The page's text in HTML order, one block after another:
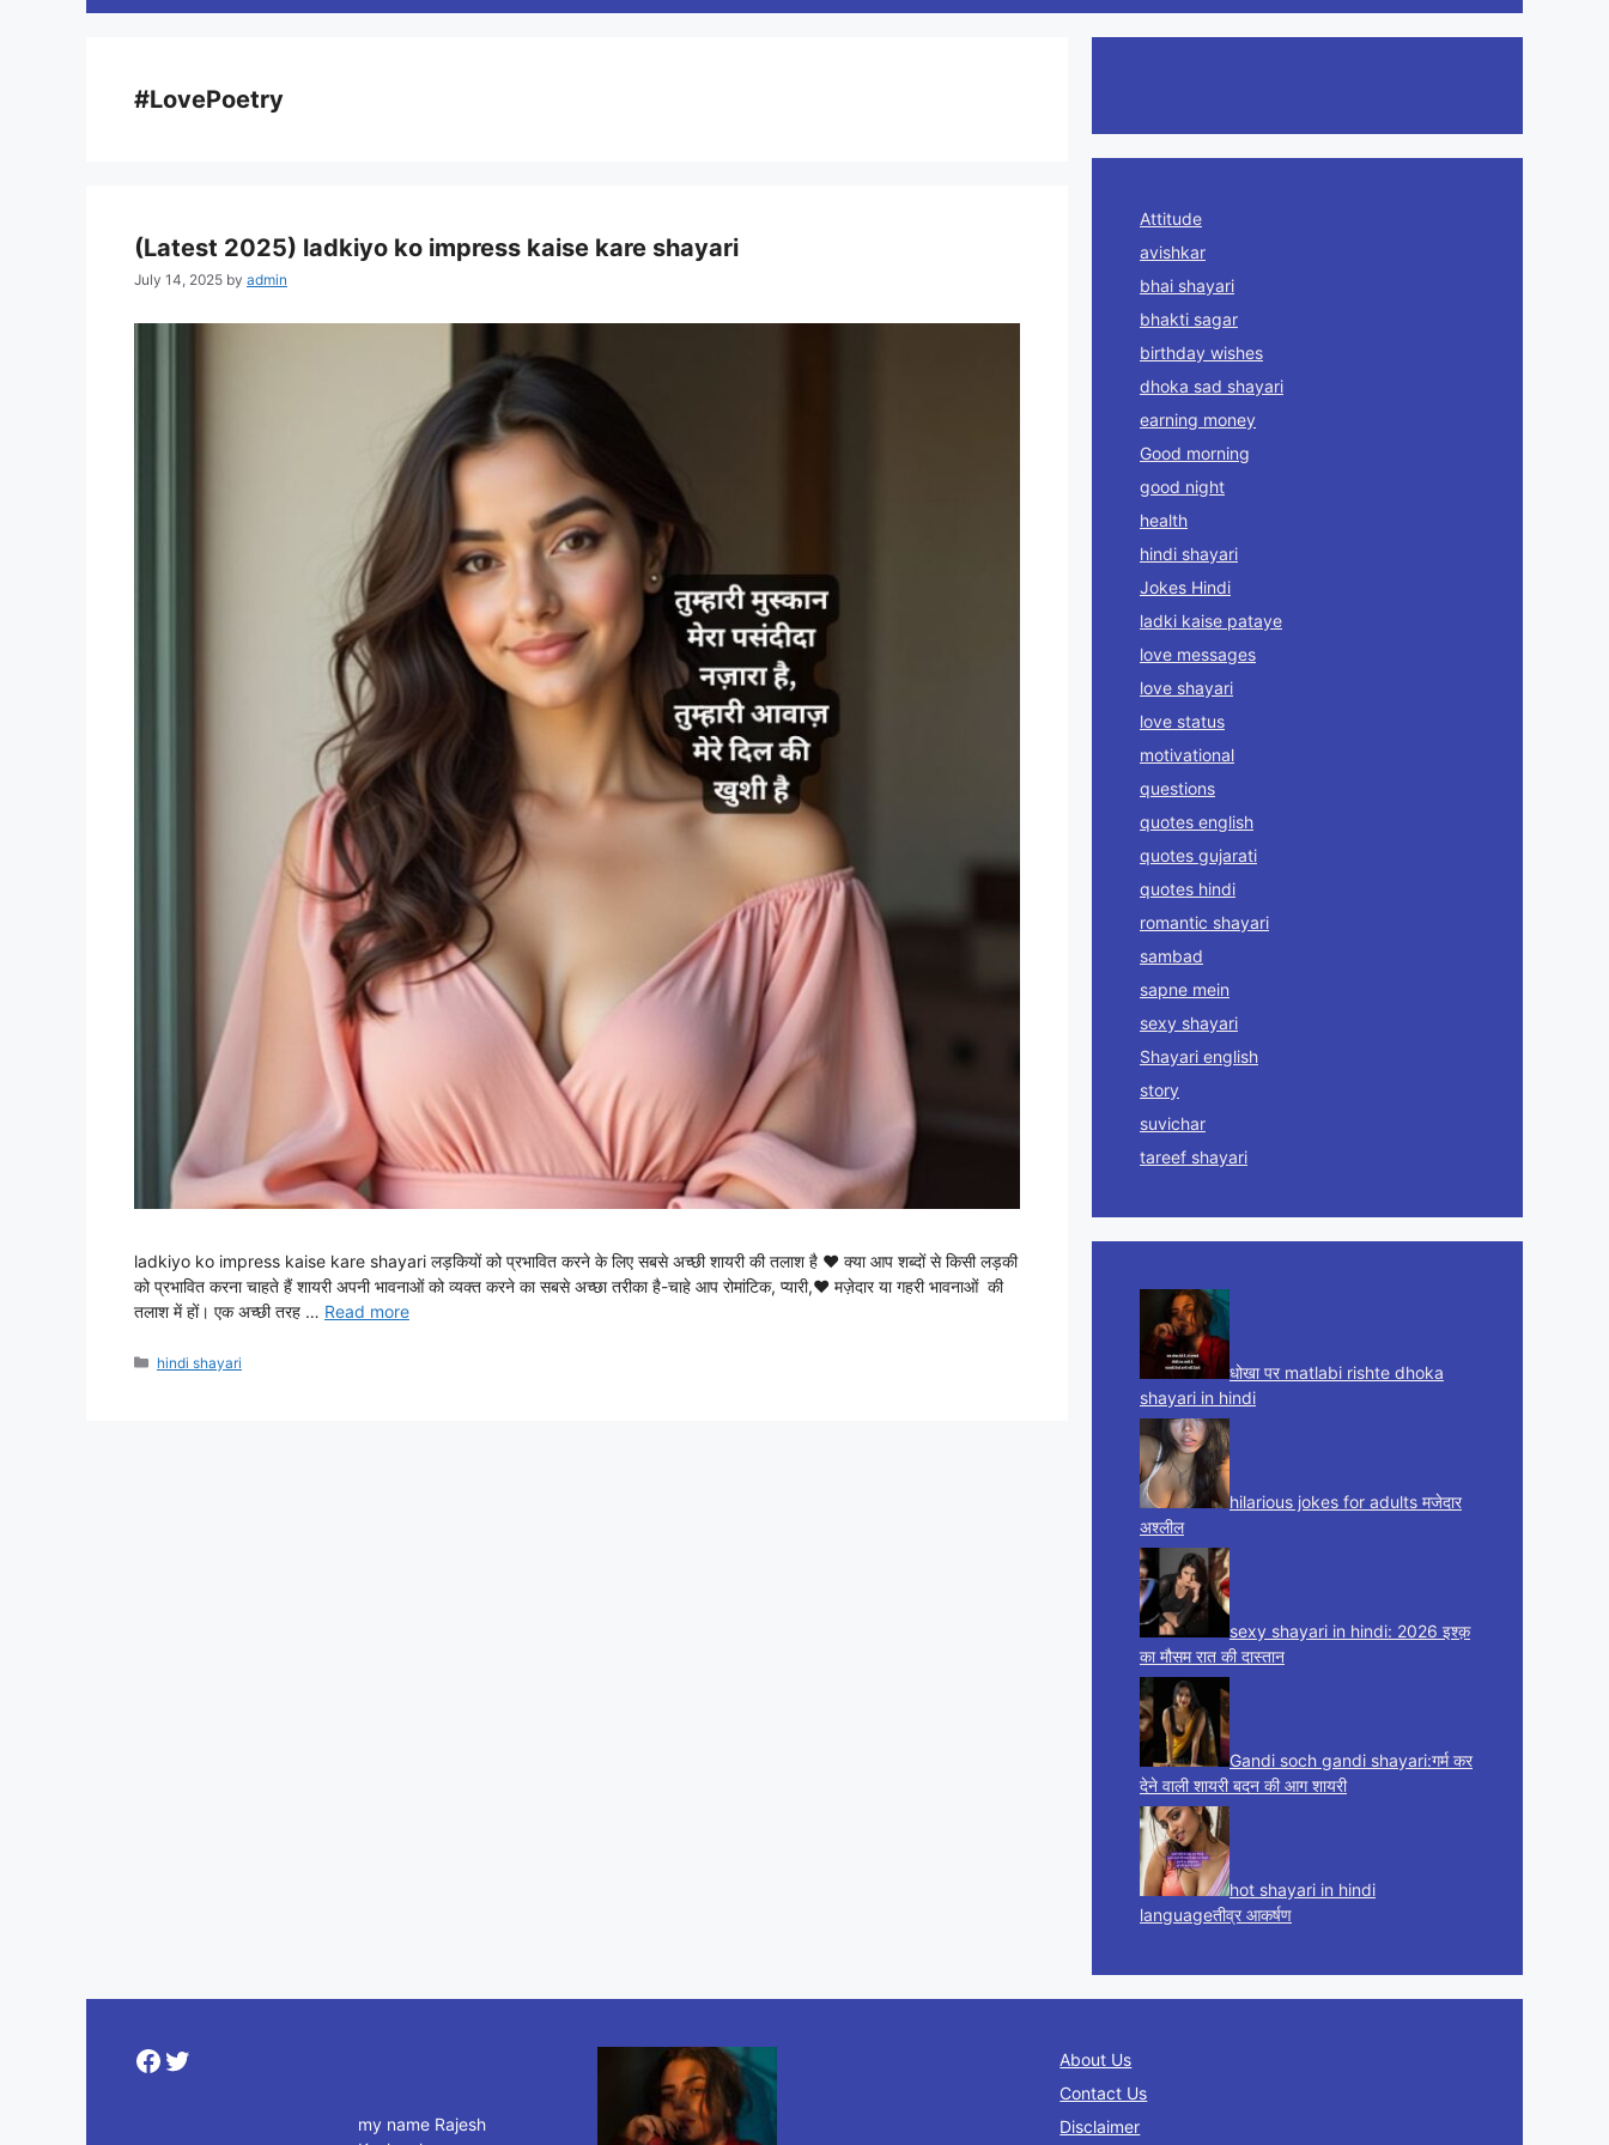
#LovePoetry
(Latest 2025) ladkiyo ko impress kaise kare shayari
July 14, 2025 by admin
ladkiyo ko impress kaise kare shayari लड़कियों को प्रभावित करने के लिए सबसे अच्छी शायरी की तलाश है ♥ क्या आप शब्दों से किसी लड़की
को प्रभावित करना चाहते हैं शायरी अपनी भावनाओं को व्यक्त करने का सबसे अच्छा तरीका है-चाहे आप रोमांटिक, प्यारी,♥ मज़ेदार या गहरी भावनाओं की
तलाश में हों। एक अच्छी तरह … Read more
Categories
hindi shayari
Attitude
avishkar
bhai shayari
bhakti sagar
birthday wishes
dhoka sad shayari
earning money
Good morning
good night
health
hindi shayari
Jokes Hindi
ladki kaise pataye
love messages
love shayari
love status
motivational
questions
quotes english
quotes gujarati
quotes hindi
romantic shayari
sambad
sapne mein
sexy shayari
Shayari english
story
suvichar
tareef shayari
धोखा पर matlabi rishte dhoka
shayari in hindi
hilarious jokes for adults मजेदार
अश्लील
sexy shayari in hindi: 2026 इश्क़
का मौसम रात की दास्तान
Gandi soch gandi shayari:गर्म कर
देने वाली शायरी बदन की आग शायरी
hot shayari in hindi
languageतीव्र आकर्षण
Facebook
Twitter
my name Rajesh
About Us
Contact Us
Disclaimer